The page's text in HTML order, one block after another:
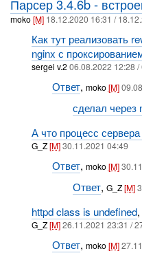
Парсер 3.4.6b -
moko[M] 18.12.2020 16:31 /
Как тут реализовать
nginx с
sergei v.206.08.2022 12:28
Ответ, moko[M]
сделал через
А что процесс
G_Z[M] 30.11.2021 04:49
Ответ, moko[M]
Ответ,G_Z[M]
httpd class is undefined,
G_Z[M] 26.11.2021 23:31 /
Ответ, moko[M]